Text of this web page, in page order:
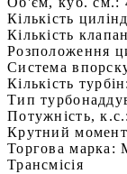
Кількість
Кількість
Розположення
Система
Кількість турбін:
Тип
Потужність,
Крутний
Торгова марка:
Трансмісія